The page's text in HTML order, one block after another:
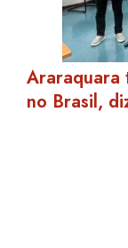
Araraquara
no Brasil,